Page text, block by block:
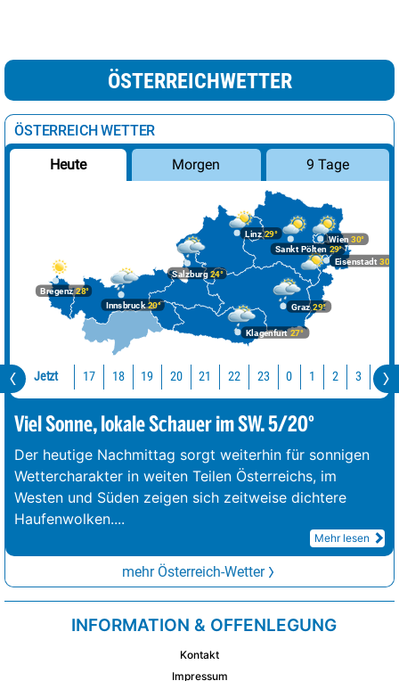
ÖSTERREICHWETTER
ÖSTERREICH WETTER
Heute Morgen 9 Tage
Bregenz28°
Graz29°
Innsbruck20°
Klagenfurt 27°
Linz29°
Salzburg24°
Wien 30°
Eisenstadt 30°
Sankt Pölten 29°
Jetzt 17 18 19 20 21 22 23 0 1 2 3 4
Viel Sonne, lokale Schauer im SW. 5/20°
Der heutige Nachmittag sorgt weiterhin für sonnigen
Wettercharakter in weiten Teilen Österreichs, im
Westen und Süden zeigen sich zeitweise dichtere
Haufenwolken....
Mehr lesen
mehr Österreich-Wetter
INFORMATION & OFFENLEGUNG
Kontakt
Impressum